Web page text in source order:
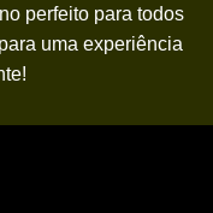
perfeito para todos
uma experiência